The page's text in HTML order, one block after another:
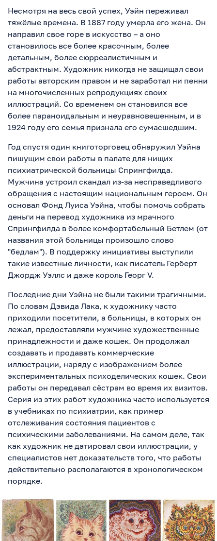
Несмотря на весь свой успех, Уэйн переживал
тяжёлые времена. В 1887 году умерла его жена. Он
направил свое горе в искусство – а оно
становилось все более красочным, более
детальным, более сюрреалистичным и
абстрактным. Художник никогда не защищал свои
работы авторским правом и не заработал ни пенни
на многочисленных репродукциях своих
иллюстраций. Со временем он становился все
более параноидальным и неуравновешенным, и в
1924 году его семья признала его сумасшедшим.
Год спустя один книготорговец обнаружил Уэйна
пишущим свои работы в палате для нищих
психиатрической больницы Спрингфилда.
Мужчина устроил скандал из-за несправедливого
обращения с настоящим национальным героем. Он
основал Фонд Луиса Уэйна, чтобы помочь собрать
деньги на перевод художника из мрачного
Спрингфилда в более комфортабельный Бетлем (от
названия этой больницы произошло слово
"бедлам"). В поддержку инициативы выступили
такие известные личности, как писатель Герберт
Джордж Уэллс и даже король Георг V.
Последние дни Уэйна не были такими трагичными.
По словам Дэвида Лака, к художнику часто
приходили посетители, а больницы, в которых он
лежал, предоставляли мужчине художественные
принадлежности и даже кошек. Он продолжал
создавать и продавать коммерческие
иллюстрации, наряду с изображением более
экспериментальных психоделических кошек. Свои
работы он передавал сёстрам во время их визитов.
Серия из этих работ художника часто используется
в учебниках по психиатрии, как пример
отслеживания состояния пациентов с
психическими заболеваниями. На самом деле, так
как художник не датировал свои иллюстрации, у
специалистов нет доказательств того, что работы
действительно располагаются в хронологическом
порядке.